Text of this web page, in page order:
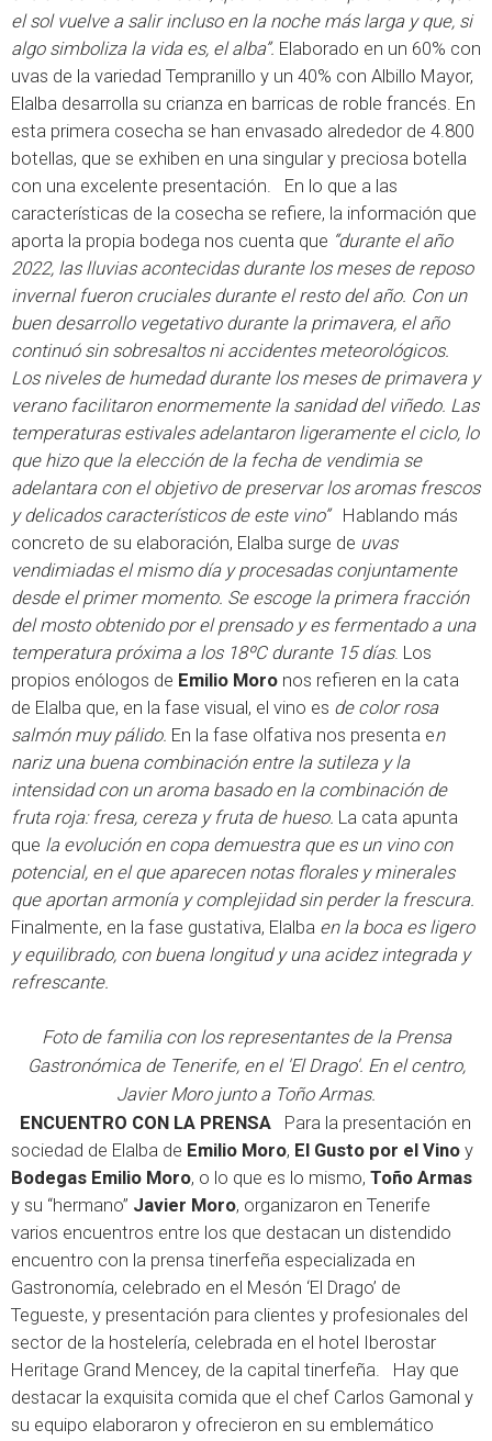
el sol vuelve a salir incluso en la noche más larga y que, si
algo simboliza la vida es, el alba”. Elaborado en un 60% con
uvas de la variedad Tempranillo y un 40% con Albillo Mayor,
Elalba desarrolla su crianza en barricas de roble francés. En
esta primera cosecha se han envasado alrededor de 4.800
botellas, que se exhiben en una singular y preciosa botella
con una excelente presentación. En lo que a las
características de la cosecha se refiere, la información que
aporta la propia bodega nos cuenta que “durante el año
2022, las lluvias acontecidas durante los meses de reposo
invernal fueron cruciales durante el resto del año. Con un
buen desarrollo vegetativo durante la primavera, el año
continuó sin sobresaltos ni accidentes meteorológicos.
Los niveles de humedad durante los meses de primavera y
verano facilitaron enormemente la sanidad del viñedo. Las
temperaturas estivales adelantaron ligeramente el ciclo, lo
que hizo que la elección de la fecha de vendimia se
adelantara con el objetivo de preservar los aromas frescos
y delicados característicos de este vino”Hablando más
concreto de su elaboración, Elalba surge de uvas
vendimiadas el mismo día y procesadas conjuntamente
desde el primer momento. Se escoge la primera fracción
del mosto obtenido por el prensado y es fermentado a una
temperatura próxima a los 18ºC durante 15 días. Los
propios enólogos de Emilio Moro nos refieren en la cata
de Elalba que, en la fase visual, el vino es de color rosa
salmón muy pálido. En la fase olfativa nos presenta en
nariz una buena combinación entre la sutileza y la
intensidad con un aroma basado en la combinación de
fruta roja: fresa, cereza y fruta de hueso. La cata apunta
que la evolución en copa demuestra que es un vino con
potencial, en el que aparecen notas florales y minerales
que aportan armonía y complejidad sin perder la frescura.
Finalmente, en la fase gustativa, Elalba en la boca es ligero
y equilibrado, con buena longitud y una acidez integrada y
refrescante.
Foto de familia con los representantes de la Prensa
Gastronómica de Tenerife, en el 'El Drago'. En el centro,
Javier Moro junto a Toño Armas.
ENCUENTRO CON LA PRENSA Para la presentación en
sociedad de Elalba de Emilio Moro, El Gusto por el Vino y
Bodegas Emilio Moro, o lo que es lo mismo, Toño Armas
y su “hermano” Javier Moro, organizaron en Tenerife
varios encuentros entre los que destacan un distendido
encuentro con la prensa tinerfeña especializada en
Gastronomía, celebrado en el Mesón ‘El Drago’ de
Tegueste, y presentación para clientes y profesionales del
sector de la hostelería, celebrada en el hotel Iberostar
Heritage Grand Mencey, de la capital tinerfeña. Hay que
destacar la exquisita comida que el chef Carlos Gamonal y
su equipo elaboraron y ofrecieron en su emblemático